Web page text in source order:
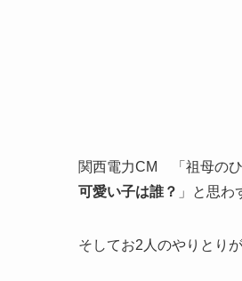
関西電力CM 「祖母のひ
可愛い子は誰？ 」と思わ
そしてお2人のやりとり